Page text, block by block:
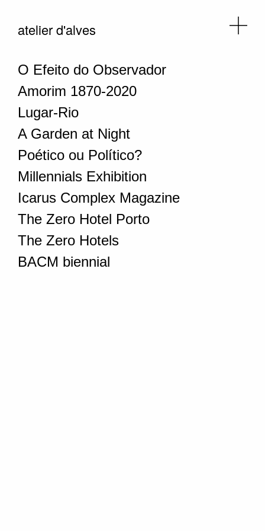
atelier d'alves
O Efeito do Observador
Amorim 1870-2020
Lugar-Rio
A Garden at Night
Poético ou Político?
Millennials Exhibition
Icarus Complex Magazine
The Zero Hotel Porto
The Zero Hotels
BACM biennial